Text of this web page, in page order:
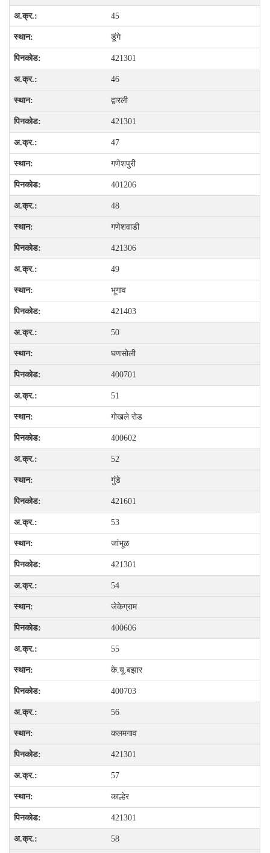
45
डूंगे
421301
46
द्वारली
421301
47
गणेशपुरी
401206
48
गणेशवाडी
421306
49
भूगाव
421403
50
घणसोली
400701
51
गोखले रोड
400602
52
गुंडे
421601
53
जांभूळ
421301
54
जेकेग्राम
400606
55
के.यू.बझार
400703
56
कलमगाव
421301
57
काल्हेर
421301
58